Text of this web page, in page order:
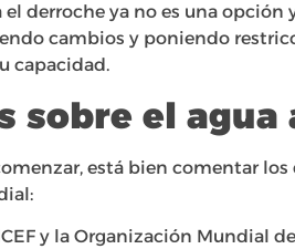
el derroche ya no es una
cambios y poniendo
capacidad.
sobre el
está bien comentar los
y la Organización Mundial